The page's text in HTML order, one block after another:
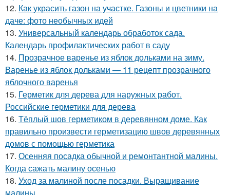
12. Как украсить газон на участке. Газоны и цветники на
даче: фото необычных идей
13. Универсальный календарь обработок сада.
Календарь профилактических работ в саду
14. Прозрачное варенье из яблок дольками на зиму.
Варенье из яблок дольками — 11 рецепт прозрачного
яблочного варенья
15. Герметик для дерева для наружных работ.
Российские герметики для дерева
16. Тёплый шов герметиком в деревянном доме. Как
правильно произвести герметизацию швов деревянных
домов с помощью герметика
17. Осенняя посадка обычной и ремонтантной малины.
Когда сажать малину осенью
18. Уход за малиной после посадки. Выращивание